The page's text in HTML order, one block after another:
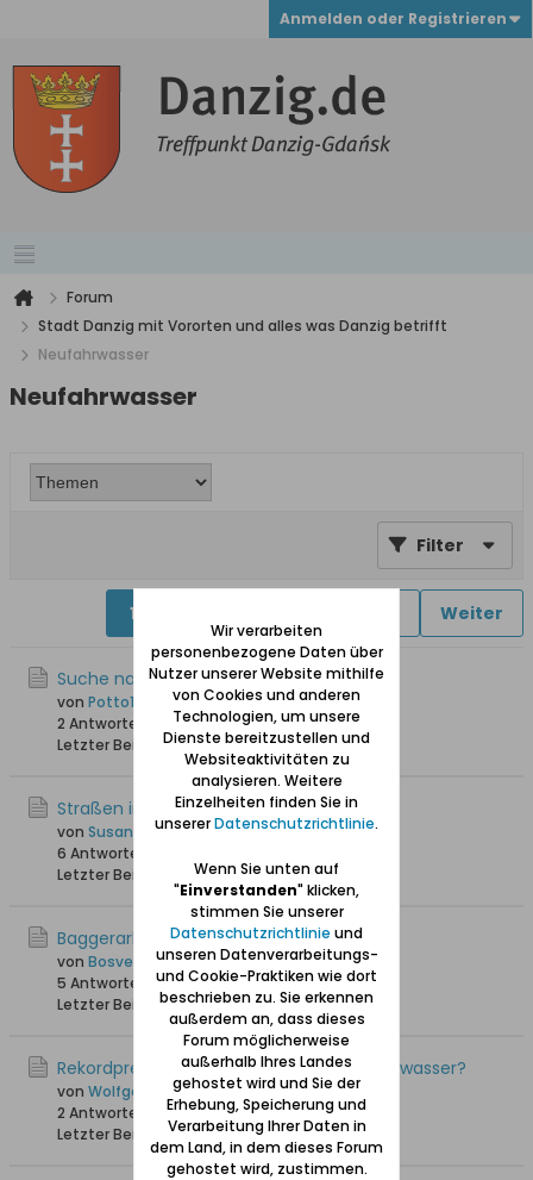
Anmelden oder Registrieren
Forum
Stadt Danzig mit Vororten und alles was Danzig betrifft
Neufahrwasser
Neufahrwasser
Filter
1 Weiter
Suche nach dänischem Urgroßvater
von Potto146
2 Antworten
2.751 Hits0 Likes
Letzter Beitrag24.11.2025, 14:49
Straßen in Neufahrwasser
von Susanna
6 Antworten
Letzter Beitrag
12.02.2025, 20:46
Baggerarbeiten
von Bosveld
5 Antworten
4.229 Hits0 Likes
Letzter Beitrag02.08.2024, 18:57
Rekordpreis für Bildpostkarte von Neufahrwasser?
von Wolfgang
2 Antworten
3.594 Hits0 Likes
Letzter Beitrag
25.02.2024, 20:57
Wir verarbeiten
personenbezogene Daten über
Nutzer unserer Website mithilfe
von Cookies und anderen
Technologien, um unsere
Dienste bereitzustellen und
Websiteaktivitäten zu
analysieren. Weitere
Einzelheiten finden Sie in
unsererDatenschutzrichtlinie.
Wenn Sie unten auf
"Einverstanden" klicken,
stimmen Sie unserer
Datenschutzrichtlinie und
unseren Datenverarbeitungs-
und Cookie-Praktiken wie dort
beschrieben zu. Sie erkennen
außerdem an, dass dieses
Forum möglicherweise
außerhalb Ihres Landes
gehostet wird und Sie der
Erhebung, Speicherung und
Verarbeitung Ihrer Daten in
dem Land, in dem dieses Forum
gehostet wird, zustimmen.